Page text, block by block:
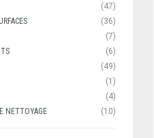
(47)
(36)
(7)
(6)
(49)
(1)
(4)
NETTOYAGE
(10)